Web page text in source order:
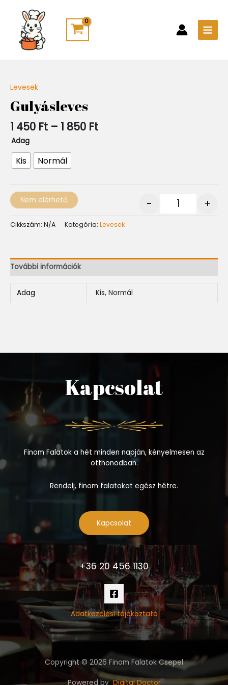
content
Levesek
Gulyásleves
1 450 Ft – 1 850 Ft-
1
Adag
Kis Normál
- +
Nem elérhető
Cikkszám: N/A Kategória: Levesek
További információk
Adag Kis, Normál
Kapcsolat
Finom Falatok a hét minden napján, kényelmesen az
otthonodban.
Rendelj, finom falatokat egész hétre.
Kapcsolat
+36 20 456 1130
Adatkezelési tájékoztató
Copyright © 2026 Finom Falatok Csepel
Powered byDigital Doctor